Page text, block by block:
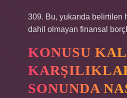
309. Bu, yukarıda belirtilen
dahil olmayan finansal
KONUSU
SONUNDA